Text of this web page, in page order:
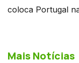
coloca Portugal
Mais Notícias